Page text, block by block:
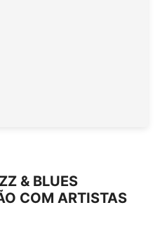
& BLUES
COM ARTISTAS